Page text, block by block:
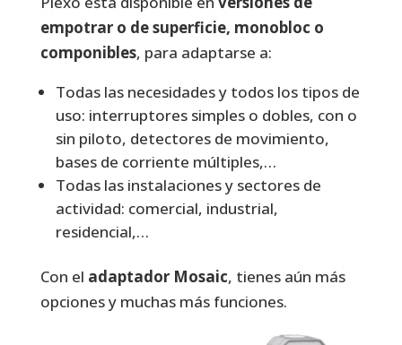
empotrar o de superficie, monobloc o
componibles, para adaptarse a:
Todas las necesidades y todos los tipos de
uso: interruptores simples o dobles, con o
sin piloto, detectores de movimiento,
bases de corriente múltiples,…
Todas las instalaciones y sectores de
actividad: comercial, industrial,
residencial,…
Con el adaptador Mosaic, tienes aún más
opciones y muchas más funciones.